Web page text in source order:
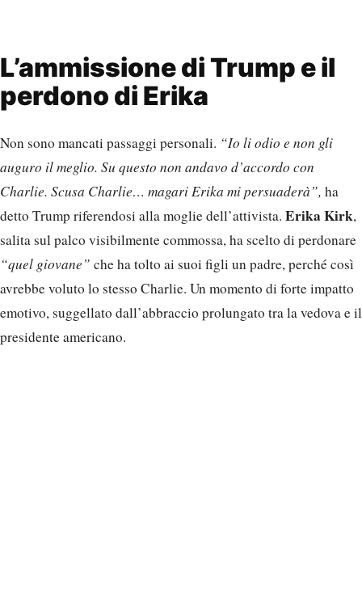
L’ammissione di Trump e il
perdono di Erika
Non sono mancati passaggi personali. “Io li odio e non gli
auguro il meglio. Su questo non andavo d’accordo con
Charlie. Scusa Charlie… magari Erika mi persuaderà”, ha
detto Trump riferendosi alla moglie dell’attivista. Erika Kirk,
salita sul palco visibilmente commossa, ha scelto di perdonare
“quel giovane” che ha tolto ai suoi figli un padre, perché così
avrebbe voluto lo stesso Charlie. Un momento di forte impatto
emotivo, suggellato dall’abbraccio prolungato tra la vedova e il
presidente americano.